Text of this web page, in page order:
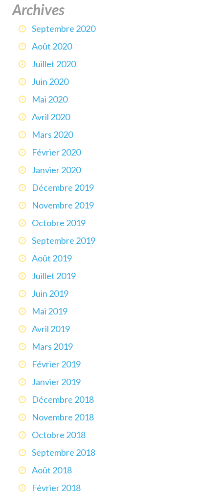
Archives
Septembre 2020
Août 2020
Juillet 2020
Juin 2020
Mai 2020
Avril 2020
Mars 2020
Février 2020
Janvier 2020
Décembre 2019
Novembre 2019
Octobre 2019
Septembre 2019
Août 2019
Juillet 2019
Juin 2019
Mai 2019
Avril 2019
Mars 2019
Février 2019
Janvier 2019
Décembre 2018
Novembre 2018
Octobre 2018
Septembre 2018
Août 2018
Février 2018